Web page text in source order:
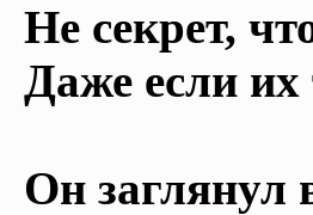
Не секрет,
Даже если их
Он заглянул